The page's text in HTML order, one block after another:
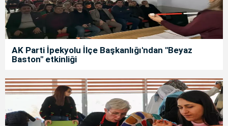
AK Parti İpekyolu İlçe Başkanlığı'ndan "Beyaz
Baston" etkinliği